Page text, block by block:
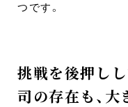
つです。
挑戦を後押し
司の存在も、 大